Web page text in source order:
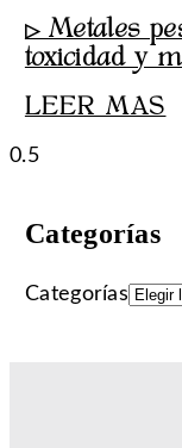
▷ Metales
toxicidad y
LEER MAS
Categorías
Categorías